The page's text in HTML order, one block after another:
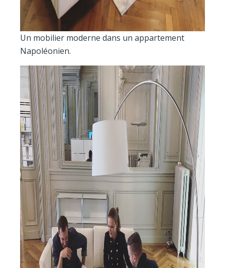
Un mobilier moderne dans un appartement
Napoléonien.